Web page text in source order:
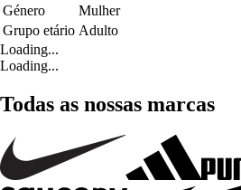
Género
Mulher
Grupo etário Adulto
Loading...
Loading...
Todas as nossas marcas